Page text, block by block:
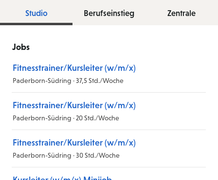
Studio Berufseinstieg Zentrale
Jobs
Fitnesstrainer/Kursleiter (w/m/x)
Paderborn-Südring · 37,5 Std./Woche
Fitnesstrainer/Kursleiter (w/m/x)
Paderborn-Südring · 20 Std./Woche
Fitnesstrainer/Kursleiter (w/m/x)
Paderborn-Südring · 30 Std./Woche